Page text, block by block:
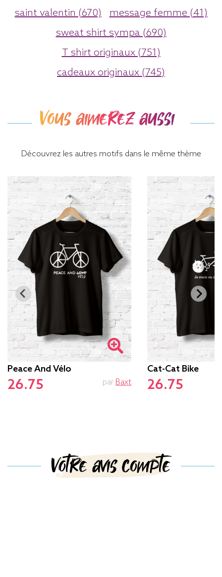
saint valentin (670)
message femme (41)
sweat shirt sympa (690)
T shirt originaux (751)
cadeaux originaux (745)
Vous aimerez aussi
Découvrez les autres motifs dans le même thème
Peace And Vélo
26.75 par Baxt
Cat-Cat Bike
26.75
Votre avis compte